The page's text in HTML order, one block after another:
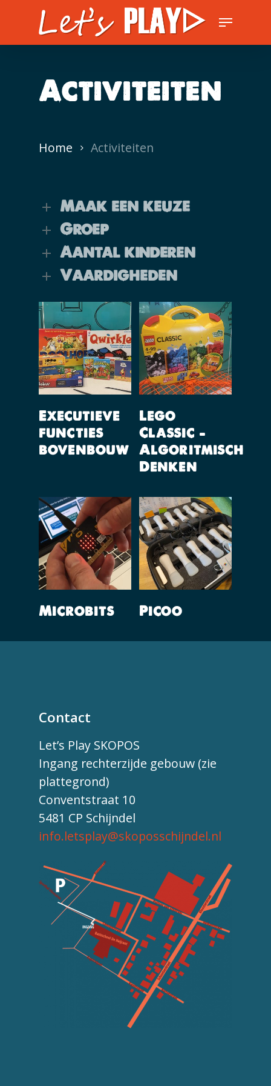
main
Menu
Activiteiten
Home Activiteiten
Maak een keuze
Groep
Aantal kinderen
Vaardigheden
Executieve
functies
bovenbouw
Lego
Classic –
Algoritmisch
Denken
Microbits Picoo
Contact
Let’s Play SKOPOS
Ingang rechterzijde gebouw (zie
plattegrond)
Conventstraat 10
5481 CP Schijndel
info.letsplay@skoposschijndel.nl